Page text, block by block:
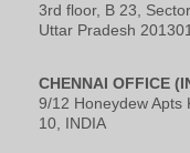
3rd floor, B 23,
Uttar Pradesh
CHENNAI OFFICE
9/12 Honeydew Apts
10, INDIA